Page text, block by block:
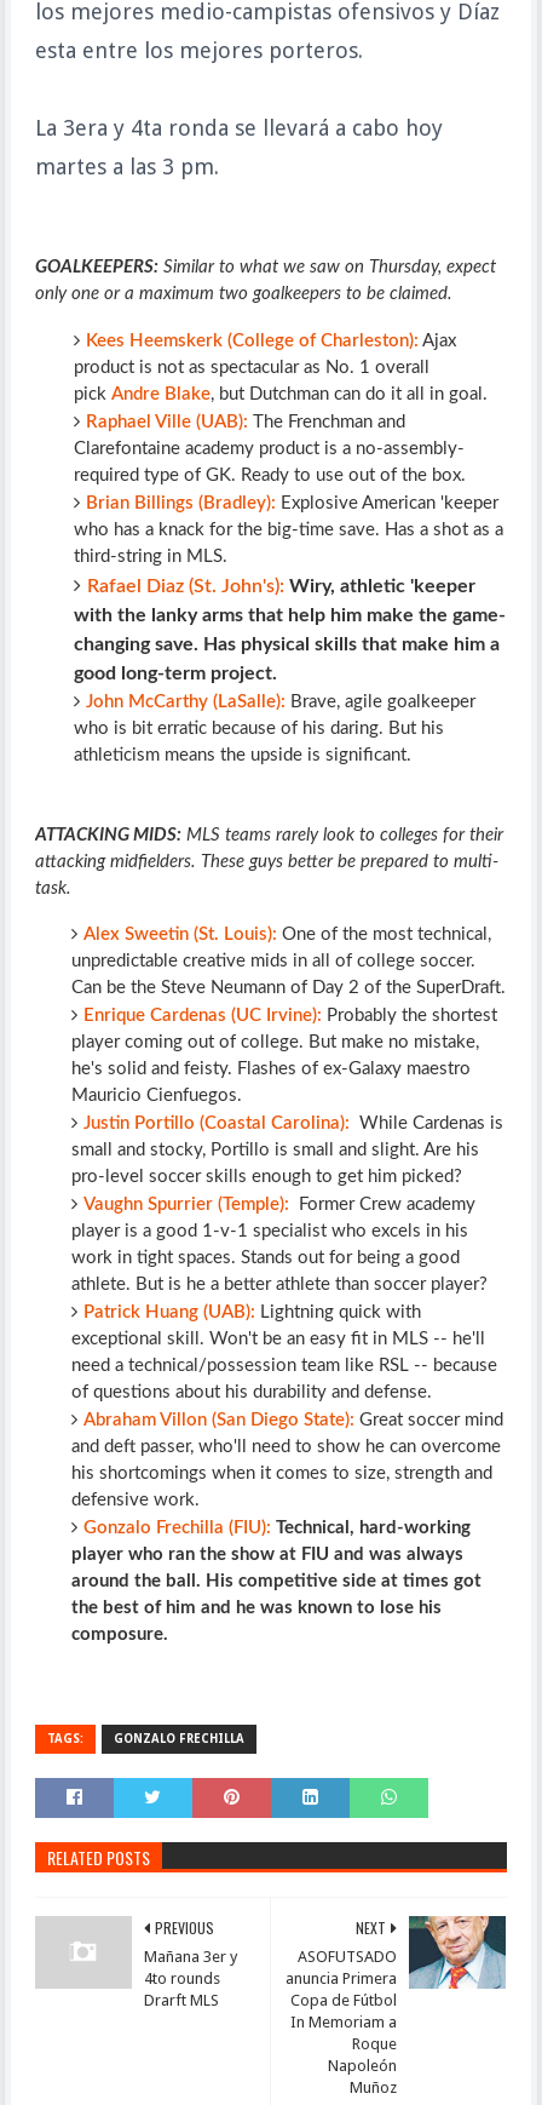
los mejores medio-campistas ofensivos y Díaz
esta entre los mejores porteros.
La 3era y 4ta ronda se llevará a cabo hoy
martes a las 3 pm.
GOALKEEPERS: Similar to what we saw on Thursday, expect
only one or a maximum two goalkeepers to be claimed.
Kees Heemskerk (College of Charleston): Ajax
product is not as spectacular as No. 1 overall
pick Andre Blake, but Dutchman can do it all in goal.
Raphael Ville (UAB): The Frenchman and
Clarefontaine academy product is a no-assembly-
required type of GK. Ready to use out of the box.
Brian Billings (Bradley): Explosive American 'keeper
who has a knack for the big-time save. Has a shot as a
third-string in MLS.
Rafael Diaz (St. John's): Wiry, athletic 'keeper
with the lanky arms that help him make the game-
changing save. Has physical skills that make him a
good long-term project.
John McCarthy (LaSalle): Brave, agile goalkeeper
who is bit erratic because of his daring. But his
athleticism means the upside is significant.
ATTACKING MIDS:MLS teams rarely look to colleges for their
attacking midfielders. These guys better be prepared to multi-
task.
Alex Sweetin (St. Louis): One of the most technical,
unpredictable creative mids in all of college soccer.
Can be the Steve Neumann of Day 2 of the SuperDraft.
Enrique Cardenas (UC Irvine): Probably the shortest
player coming out of college. But make no mistake,
he's solid and feisty. Flashes of ex-Galaxy maestro
Mauricio Cienfuegos.
Justin Portillo (Coastal Carolina): While Cardenas is
small and stocky, Portillo is small and slight. Are his
pro-level soccer skills enough to get him picked?
Vaughn Spurrier (Temple): Former Crew academy
player is a good 1-v-1 specialist who excels in his
work in tight spaces. Stands out for being a good
athlete. But is he a better athlete than soccer player?
Patrick Huang (UAB): Lightning quick with
exceptional skill. Won't be an easy fit in MLS -- he'll
need a technical/possession team like RSL -- because
of questions about his durability and defense.
Abraham Villon (San Diego State): Great soccer mind
and deft passer, who'll need to show he can overcome
his shortcomings when it comes to size, strength and
defensive work.
Gonzalo Frechilla (FIU): Technical, hard-working
player who ran the show at FIU and was always
around the ball. His competitive side at times got
the best of him and he was known to lose his
composure.
TAGS: GONZALO FRECHILLA
RELATED POSTS
NEXT
ASOFUTSADO
anuncia Primera
Copa de Fútbol
In Memoriam a
Roque
Napoleón
Muñoz
PREVIOUS
Mañana 3er y
4to rounds
Drarft MLS